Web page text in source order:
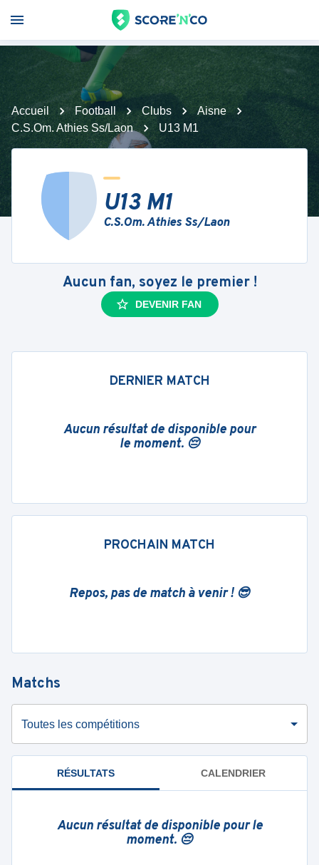
Accueil Football Clubs
Aisne
C.S.Om. Athies Ss/Laon
U13 M1
U13 M1
C.S.Om. Athies Ss/Laon
Aucun fan, soyez le premier !
DEVENIR FAN
DERNIER MATCH
Aucun résultat de disponible pour
le moment. 😔
PROCHAIN MATCH
Repos, pas de match à venir ! 😎
Matchs
Toutes les compétitions
RÉSULTATS CALENDRIER
Aucun résultat de disponible pour le
moment. 😔